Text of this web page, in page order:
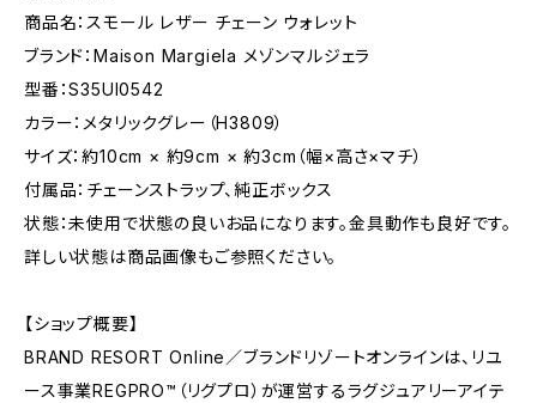
商品名：スモール レザー チェーン ウォレット
ブランド：Maison Margiela メゾンマルジェラ
型番：S35UI0542
カラー：メタリックグレー（H3809）
サイズ：約10cm × 約9cm × 約3cm（幅×高さ×マチ）
付属品：チェーンストラップ、純正ボックス
状態：未使用で状態の良いお品になります。金具動作も良好です。
詳しい状態は商品画像もご参照ください。
【ショップ概要】
BRAND RESORT Online／ブランドリゾートオンラインは、リユ
ース事業REGPRO™（リグプロ）が運営するラグジュアリーアイテ